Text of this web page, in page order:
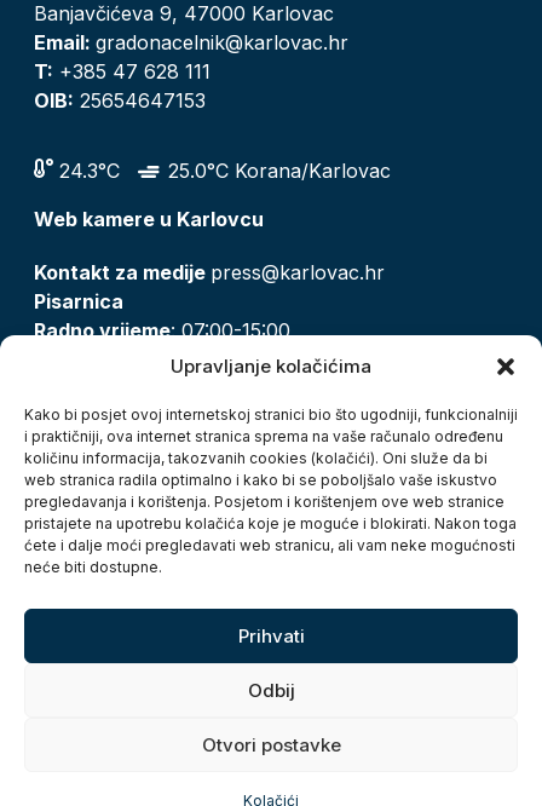
Upravljanje kolačićima
Kako bi posjet ovoj internetskoj stranici bio što ugodniji, funkcionalniji
i praktičniji, ova internet stranica sprema na vaše računalo određenu
količinu informacija, takozvanih cookies (kolačići). Oni služe da bi
web stranica radila optimalno i kako bi se poboljšalo vaše iskustvo
pregledavanja i korištenja. Posjetom i korištenjem ove web stranice
pristajete na upotrebu kolačića koje je moguće i blokirati. Nakon toga
ćete i dalje moći pregledavati web stranicu, ali vam neke mogućnosti
neće biti dostupne.
Prihvati
Odbij
Otvori postavke
Kolačići
Banjavčićeva 9, 47000 Karlovac
Email: gradonacelnik@karlovac.hr
T: +385 47 628 111
OIB: 25654647153
24.3°C
25.0°C Korana/Karlovac
Web kamere u Karlovcu
Kontakt za medije press@karlovac.hr
Pisarnica
Radno vrijeme: 07:00-15:00
pisarnica@karlovac.hr
Zaštita osobnih podataka
Pristup informacijama
Kolačići
Izjava o pristupačnosti
Turistička zajednica grada Karlovca